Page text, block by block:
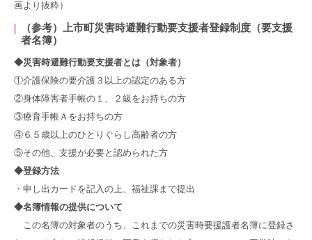
画より抜粋）
（参考）上市町災害時避難行動要支援者登録制度（要支援
者名簿）
◆災害時避難行動要支援者とは（対象者）
①介護保険の要介護３以上の認定のある方
②身体障害者手帳の１、２級をお持ちの方
③療育手帳Ａをお持ちの方
④６５歳以上のひとりぐらし高齢者の方
⑤その他、支援が必要と認められた方
◆登録方法
・申し出カードを記入の上、福祉課まで提出
◆名簿情報の提供について
この名簿の対象者のうち、これまでの災害時要援護者名簿に登録さ